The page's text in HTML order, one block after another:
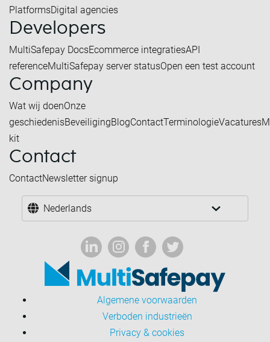
PlatformsDigital agencies
Developers
MultiSafepay DocsEcommerce integratiesAPI
referenceMultiSafepay server statusOpen een test account
Company
Wat wij doenOnze
geschiedenisBeveiligingBlogContactTerminologieVacatures
kit
Contact
ContactNewsletter signup
Nederlands
Algemene voorwaarden
Verboden industrieën
Privacy & cookies